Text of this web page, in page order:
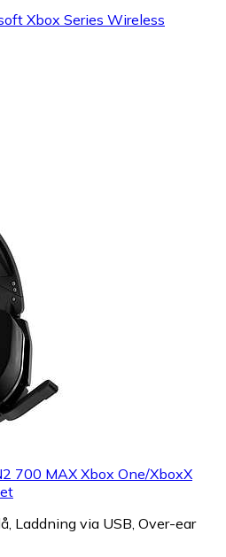
Xbox Series Wireless
700 MAX Xbox One/XboxX
Laddning via USB, Over-ear